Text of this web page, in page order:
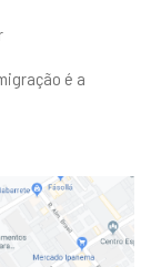
é a